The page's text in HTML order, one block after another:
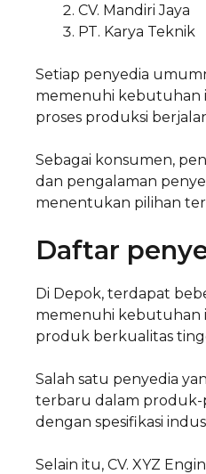
CV. Mandiri Jaya
PT. Karya Teknik
Setiap penyedia
memenuhi kebutuhan
proses produksi
Sebagai konsumen,
dan pengalaman
menentukan pilihan
Daftar
Di Depok, terdapat
memenuhi kebutuhan
produk berkualitas
Salah satu penyedia
terbaru dalam produk-
dengan spesifikasi
Selain itu, CV. XYZ